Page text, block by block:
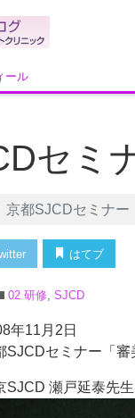
ール
セミ
京都SJCDセミナー
はてブ
02 研修, SJCD
年11月2日
SJCDセミナー「審
SJCD 瀬戸延泰先